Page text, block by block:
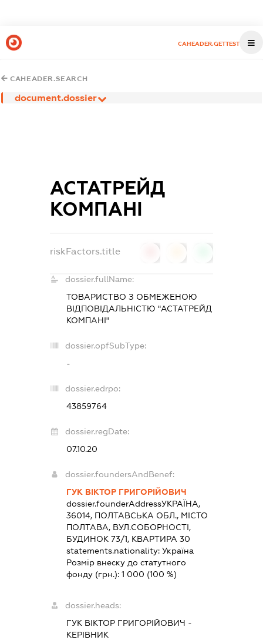
CAHEADER.GETTEST
CAHEADER.SEARCH
document.dossier
АСТАТРЕЙД
КОМПАНІ
riskFactors.title
dossier.fullName:
ТОВАРИСТВО З ОБМЕЖЕНОЮ
ВІДПОВІДАЛЬНІСТЮ "АСТАТРЕЙД
КОМПАНІ"
dossier.opfSubType:
-
dossier.edrpo:
43859764
dossier.regDate:
07.10.20
dossier.foundersAndBenef:
ГУК ВІКТОР ГРИГОРІЙОВИЧ
dossier.founderAddressУКРАЇНА,
36014, ПОЛТАВСЬКА ОБЛ., МІСТО
ПОЛТАВА, ВУЛ.СОБОРНОСТІ,
БУДИНОК 73/1, КВАРТИРА 30
statements.nationality: Україна
Розмір внеску до статутного
фонду (грн.): 1 000 (100 %)
dossier.heads:
ГУК ВІКТОР ГРИГОРІЙОВИЧ -
КЕРІВНИК